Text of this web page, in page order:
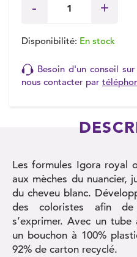
Disponibilité: En stock
Besoin d'un conseil
nous contacter par
Les formules Igora royal
aux mèches du nuancier,
du cheveu blanc.
des coloristes afin
s’exprimer. Avec un tube
un bouchon à 100%
92% de carton recyclé.